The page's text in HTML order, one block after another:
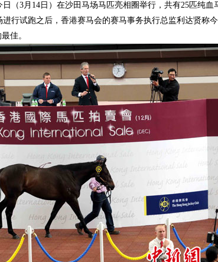
（3月14日）在沙田马场马匹亮相圈举行，共有25匹纯血
行试跑之后，香港赛马会的赛马事务执行总监利达贤称
佳。